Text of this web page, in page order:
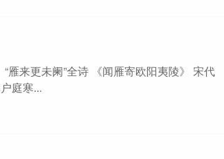
雁来更未阑”全诗 《闻雁寄欧阳夷陵》 宋代
庭寒...